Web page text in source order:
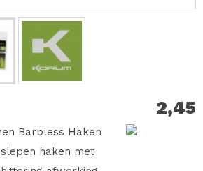
2,45
Barbless Haken
haken met